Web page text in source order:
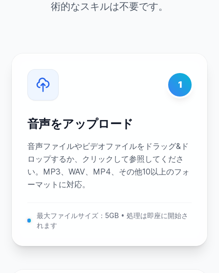
術的なスキルは不要です。
1
音声をアップロード
音声ファイルやビデオファイルをドラッグ&ド
ロップするか、クリックして参照してくださ
い。MP3、WAV、MP4、その他10以上のフォ
ーマットに対応。
最大ファイルサイズ：5GB • 処理は即座に開始さ
れます